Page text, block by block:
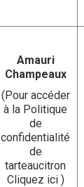
Amauri
Champeaux
(Pour accéder
à la Politique
de
confidentialité
de
tarteaucitron
Cliquez ici)